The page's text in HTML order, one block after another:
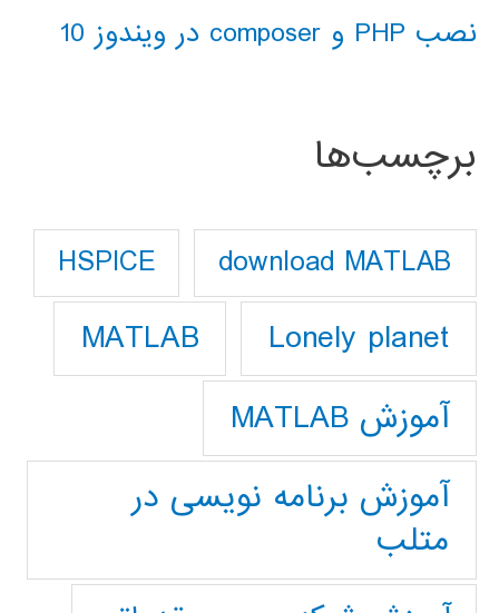
نصب PHP و composer در ویندوز 10
برچسب‌ها
download MATLAB
HSPICE
Lonely planet
MATLAB
آموزش MATLAB
آموزش برنامه نویسی در
متلب